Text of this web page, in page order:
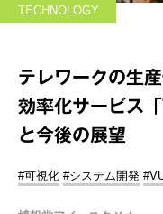
TECHNOLOGY
テレワークの生
効率化サービス
と今後の展望
#可視化 #システム開発